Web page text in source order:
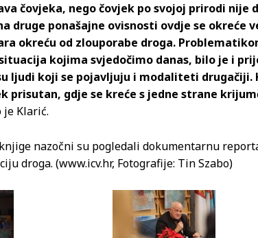
čovjeka, nego čovjek po svojoj prirodi nije
druge ponašajne ovisnosti ovdje se okreće
okreću od zlouporabe droga.
kojima svjedočimo danas, bilo je i
ljudi koji se pojavljuju i modaliteti
prisutan, gdje se kreće s jedne strane
je Klarić.
nazočni su pogledali dokumentarnu
droga. (www.icv.hr, Fotografije: Tin Szabo)